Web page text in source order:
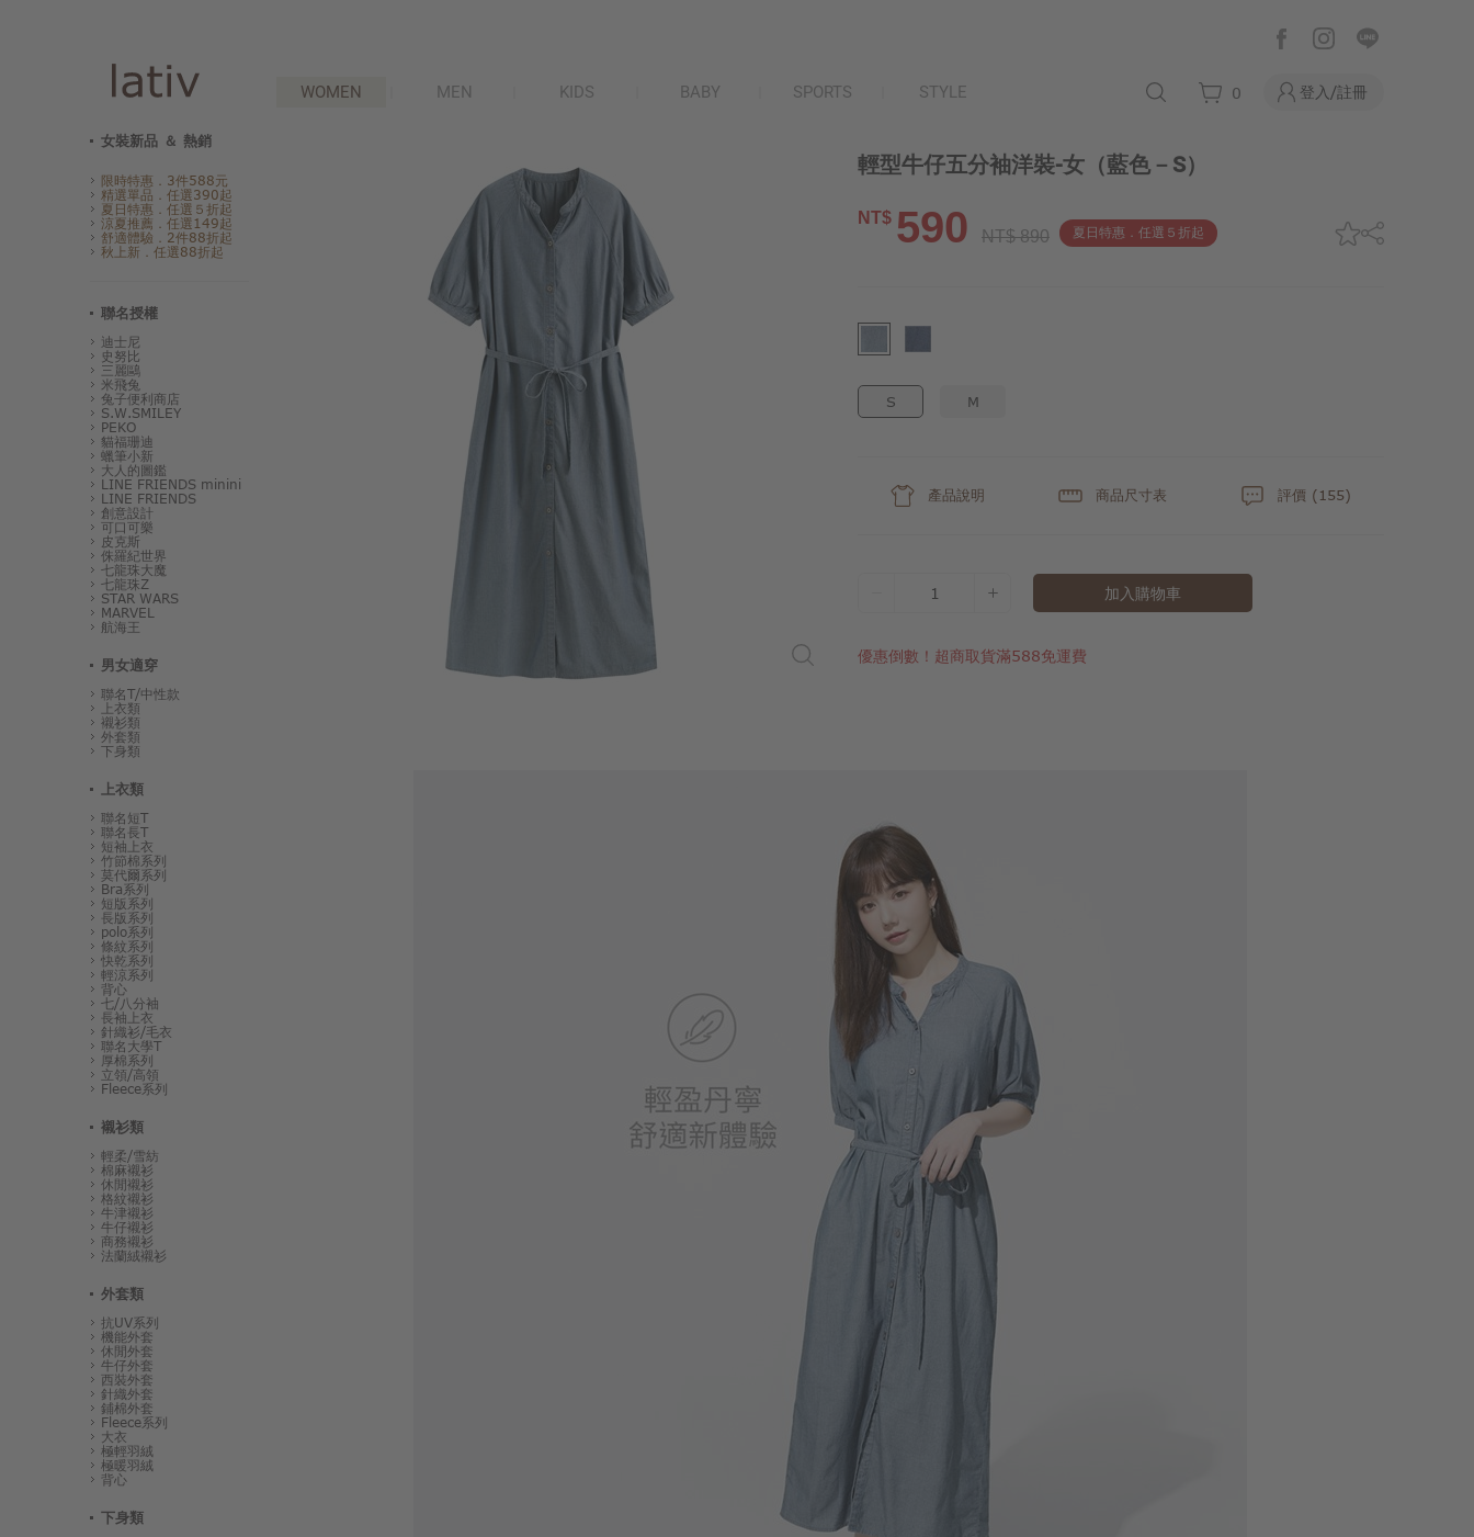
WOMEN MEN KIDS BABY SPORTS STYLE 0 登入/註冊
女裝新品 ＆ 熱銷
限時特惠．3件588元
精選單品．任選390起
夏日特惠．任選５折起
涼夏推薦．任選149起
舒適體驗．2件88折起
秋上新．任選88折起
聯名授權
迪士尼
史努比
三麗鷗
米飛兔
兔子便利商店
S.W.SMILEY
PEKO
貓福珊迪
蠟筆小新
大人的圖鑑
LINE FRIENDS minini
LINE FRIENDS
創意設計
可口可樂
皮克斯
侏羅紀世界
七龍珠大魔
七龍珠Z
STAR WARS
MARVEL
航海王
男女適穿
聯名T/中性款
上衣類
襯衫類
外套類
下身類
上衣類
聯名短T
聯名長T
短袖上衣
竹節棉系列
莫代爾系列
Bra系列
短版系列
長版系列
polo系列
條紋系列
快乾系列
輕涼系列
背心
七/八分袖
長袖上衣
針織衫/毛衣
聯名大學T
厚棉系列
立領/高領
Fleece系列
襯衫類
輕柔/雪紡
棉麻襯衫
休閒襯衫
格紋襯衫
牛津襯衫
牛仔襯衫
商務襯衫
法蘭絨襯衫
外套類
抗UV系列
機能外套
休閒外套
牛仔外套
西裝外套
針織外套
鋪棉外套
Fleece系列
大衣
極輕羽絨
極暖羽絨
背心
下身類
輕型牛仔五分袖洋裝-女 （藍色－S）
NT$ 590 NT$ 890 夏日特惠．任選５折起
S M
產品說明 商品尺寸表 評價 (155)
1 加入購物車
優惠倒數！超商取貨滿588免運費
$ 890